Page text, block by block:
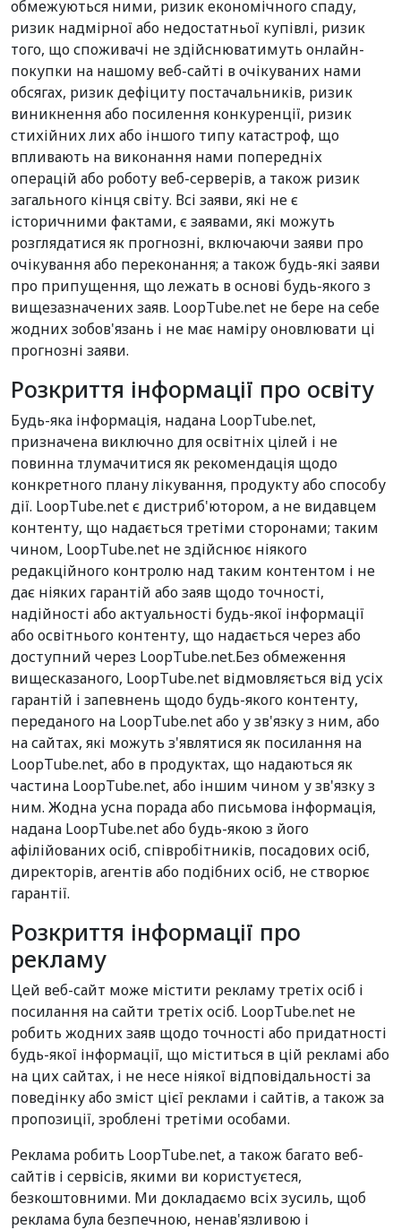
обмежуються ними, ризик економічного спаду,
ризик надмірної або недостатньої купівлі, ризик
того, що споживачі не здійснюватимуть онлайн-
покупки на нашому веб-сайті в очікуваних нами
обсягах, ризик дефіциту постачальників, ризик
виникнення або посилення конкуренції, ризик
стихійних лих або іншого типу катастроф, що
впливають на виконання нами попередніх
операцій або роботу веб-серверів, а також ризик
загального кінця світу. Всі заяви, які не є
історичними фактами, є заявами, які можуть
розглядатися як прогнозні, включаючи заяви про
очікування або переконання; а також будь-які заяви
про припущення, що лежать в основі будь-якого з
вищезазначених заяв. LoopTube.net не бере на себе
жодних зобов'язань і не має наміру оновлювати ці
прогнозні заяви.
Розкриття інформації про освіту
Будь-яка інформація, надана LoopTube.net,
призначена виключно для освітніх цілей і не
повинна тлумачитися як рекомендація щодо
конкретного плану лікування, продукту або способу
дії. LoopTube.net є дистриб'ютором, а не видавцем
контенту, що надається третіми сторонами; таким
чином, LoopTube.net не здійснює ніякого
редакційного контролю над таким контентом і не
дає ніяких гарантій або заяв щодо точності,
надійності або актуальності будь-якої інформації
або освітнього контенту, що надається через або
доступний через LoopTube.net.Без обмеження
вищесказаного, LoopTube.net відмовляється від усіх
гарантій і запевнень щодо будь-якого контенту,
переданого на LoopTube.net або у зв'язку з ним, або
на сайтах, які можуть з'являтися як посилання на
LoopTube.net, або в продуктах, що надаються як
частина LoopTube.net, або іншим чином у зв'язку з
ним. Жодна усна порада або письмова інформація,
надана LoopTube.net або будь-якою з його
афілійованих осіб, співробітників, посадових осіб,
директорів, агентів або подібних осіб, не створює
гарантії.
Розкриття інформації про
рекламу
Цей веб-сайт може містити рекламу третіх осіб і
посилання на сайти третіх осіб. LoopTube.net не
робить жодних заяв щодо точності або придатності
будь-якої інформації, що міститься в цій рекламі або
на цих сайтах, і не несе ніякої відповідальності за
поведінку або зміст цієї реклами і сайтів, а також за
пропозиції, зроблені третіми особами.
Реклама робить LoopTube.net, а також багато веб-
сайтів і сервісів, якими ви користуєтеся,
безкоштовними. Ми докладаємо всіх зусиль, щоб
реклама була безпечною, ненав'язливою і